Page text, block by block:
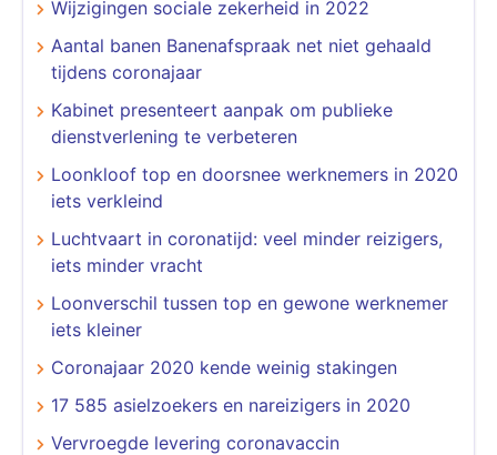
Wijzigingen sociale zekerheid in 2022
Aantal banen Banenafspraak net niet gehaald
tijdens coronajaar
Kabinet presenteert aanpak om publieke
dienstverlening te verbeteren
Loonkloof top en doorsnee werknemers in 2020
iets verkleind
Luchtvaart in coronatijd: veel minder reizigers,
iets minder vracht
Loonverschil tussen top en gewone werknemer
iets kleiner
Coronajaar 2020 kende weinig stakingen
17 585 asielzoekers en nareizigers in 2020
Vervroegde levering coronavaccin